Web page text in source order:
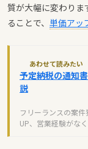
質が大幅に変わりま
ることで、 単価アッ
あわせて読みたい
予定納税の通知
説
フリーランスの案件
UP、営業経験がな